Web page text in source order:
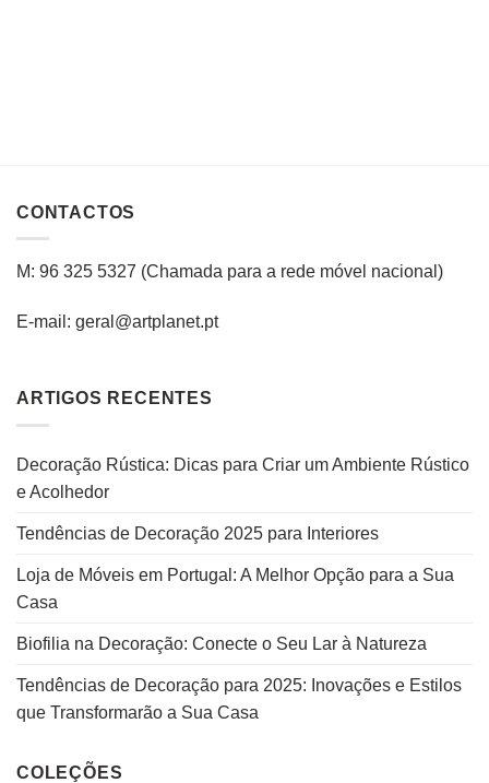
CONTACTOS
M: 96 325 5327 (Chamada para a rede móvel nacional )
E-mail: geral@artplanet.pt
ARTIGOS RECENTES
Decoração Rústica: Dicas para Criar um Ambiente Rústico
e Acolhedor
Tendências de Decoração 2025 para Interiores
Loja de Móveis em Portugal: A Melhor Opção para a Sua
Casa
Biofilia na Decoração: Conecte o Seu Lar à Natureza
Tendências de Decoração para 2025: Inovações e Estilos
que Transformarão a Sua Casa
COLEÇÕES